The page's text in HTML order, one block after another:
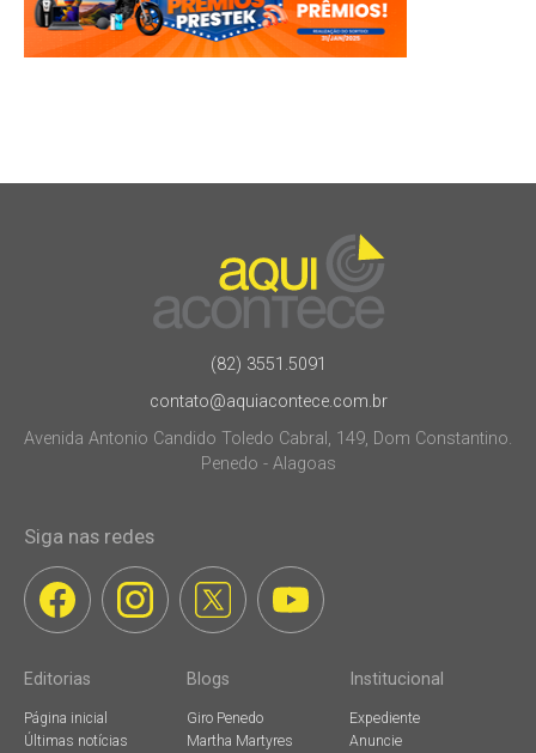
(82) 3551.5091
contato@aquiacontece.com.br
Avenida Antonio Candido Toledo Cabral, 149, Dom Constantino.
Penedo - Alagoas
Siga nas redes
Editorias
Página inicial
Últimas notícias
Blogs
Giro Penedo
Martha Martyres
Institucional
Expediente
Anuncie